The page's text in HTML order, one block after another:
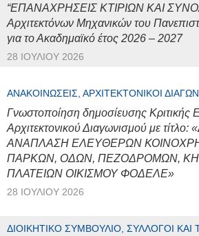
“ΕΠΑΝΑΧΡΗΣΕΙΣ ΚΤΙΡΙΩΝ ΚΑΙ
Αρχιτεκτόνων Μηχανικών του
για το Ακαδημαϊκό έτος 2026 – 2027
28 ΙΟΥΛΊΟΥ 2026
ΑΝΑΚΟΙΝΏΣΕΙΣ, ΑΡΧΙΤΕΚΤΟΝΙΚΟΊ
Γνωστοποίηση δημοσίευσης Κριτικής
Αρχιτεκτονικού Διαγωνισμού με
ΑΝΑΠΛΑΣΗ ΕΛΕΥΘΕΡΩΝ
ΠΑΡΚΩΝ, ΟΔΩΝ, ΠΕΖΟΔΡΟΜΩΝ,
ΠΛΑΤΕΙΩΝ ΟΙΚΙΣΜΟΥ ΦΟΔΕΛΕ»
28 ΙΟΥΛΊΟΥ 2026
ΔΙΟΙΚΗΤΙΚΌ ΣΥΜΒΟΎΛΙΟ, ΣΎΛΛΟΓΟΙ